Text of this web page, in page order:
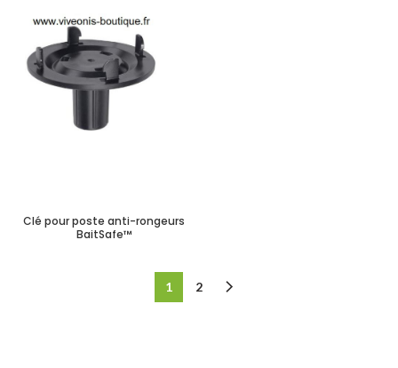
Clé pour poste anti-rongeurs
BaitSafe™
1 2